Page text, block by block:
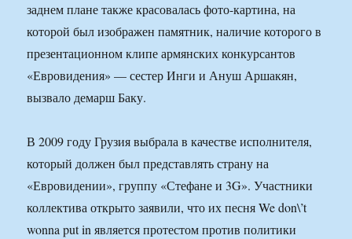
заднем плане также красовалась фото-картина, на
которой был изображен памятник, наличие которого в
презентационном клипе армянских конкурсантов
«Евровидения» — сестер Инги и Ануш Аршакян,
вызвало демарш Баку.
В 2009 году Грузия выбрала в качестве исполнителя,
который должен был представлять страну на
«Евровидении», группу «Стефане и 3G». Участники
коллектива открыто заявили, что их песня We don\’t
wonna put in является протестом против политики